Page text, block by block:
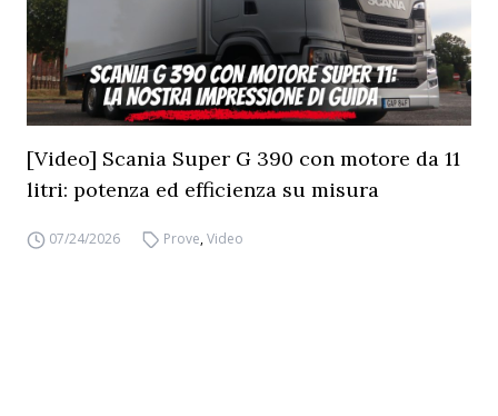
[Video] Scania Super G 390 con motore da 11
litri: potenza ed efficienza su misura
07/24/2026 Prove,Video